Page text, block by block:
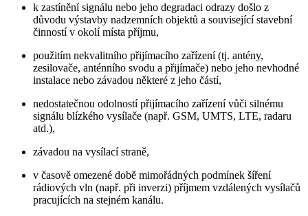
k zastínění signálu nebo jeho degradaci odrazy došlo z
důvodu výstavby nadzemních objektů a související stavební
činností v okolí místa příjmu,
použitím nekvalitního přijímacího zařízení (tj. antény,
zesilovače, anténního svodu a přijímače) nebo jeho nevhodné
instalace nebo závadou některé z jeho částí,
nedostatečnou odolností přijímacího zařízení vůči silnému
signálu blízkého vysílače (např. GSM, UMTS, LTE, radaru
atd.),
závadou na vysílací straně,
v časově omezené době mimořádných podmínek šíření
rádiových vln (např. při inverzi) příjmem vzdálených vysílačů
pracujících na stejném kanálu.